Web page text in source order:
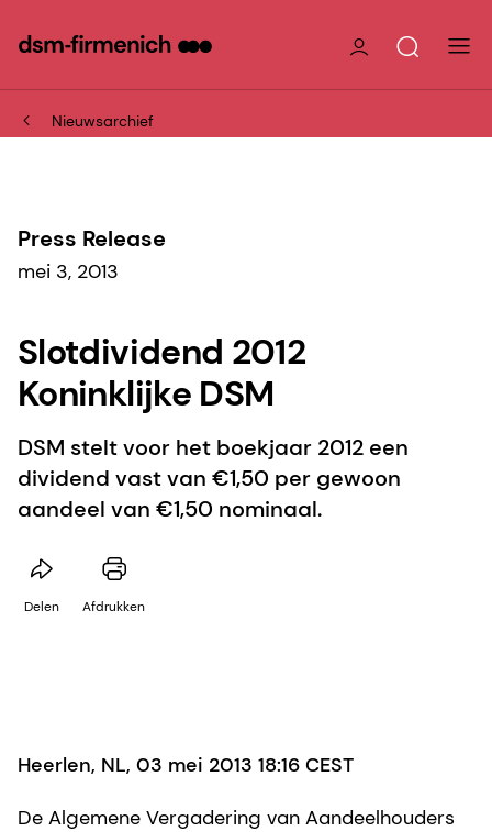
Nieuwsarchief
Press Release
mei 3, 2013
Slotdividend 2012
Koninklijke DSM
DSM stelt voor het boekjaar 2012 een
dividend vast van €1,50 per gewoon
aandeel van €1,50 nominaal.
Delen Afdrukken
Heerlen, NL, 03 mei 2013 18:16 CEST
De Algemene Vergadering van Aandeelhouders